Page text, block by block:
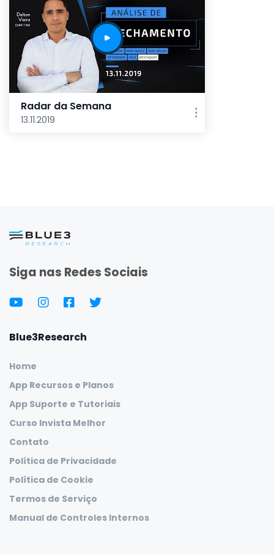
Radar da Semana
13.11.2019
Siga nas Redes Sociais
Blue3Research
Home
App Recursos e Planos
App Suporte e Tutoriais
Curso Invista Melhor
Contato
Política de Privacidade
Política de Cookie
Termos de Serviço
Manual de Controles Internos